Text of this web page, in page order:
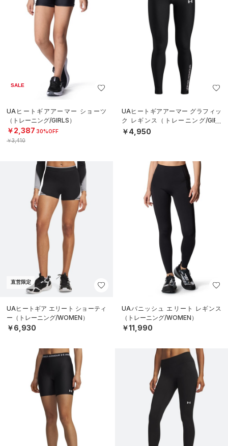
SALE
UAヒートギアアーマー ショーツ
（トレーニング/GIRLS）
￥2,387 30%OFF
￥3,410
UAヒートギアアーマー グラフィッ
ク レギンス（トレーニング/GIRL
S）
￥4,950
直営限定
UAヒートギア エリート ショーティ
ー（トレーニング/WOMEN）
￥6,930
UAバニッシュ エリート レギンス
（トレーニング/WOMEN）
￥11,990